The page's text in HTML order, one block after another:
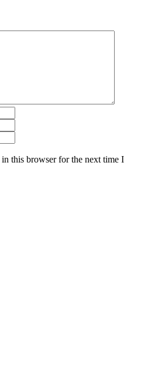
this browser for the next time I